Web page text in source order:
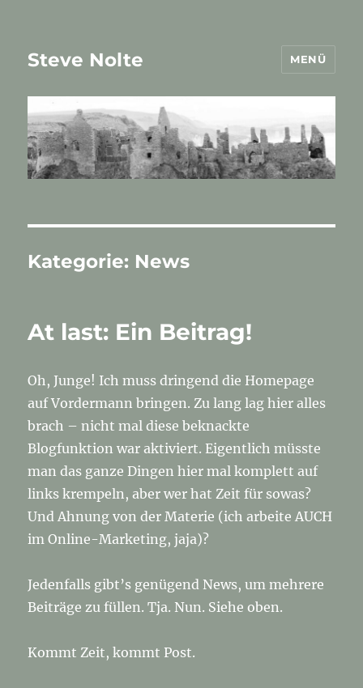
Steve Nolte MENÜ
Kategorie: News
At last: Ein Beitrag!
Oh, Junge! Ich muss dringend die Homepage
auf Vordermann bringen. Zu lang lag hier alles
brach – nicht mal diese beknackte
Blogfunktion war aktiviert. Eigentlich müsste
man das ganze Dingen hier mal komplett auf
links krempeln, aber wer hat Zeit für sowas?
Und Ahnung von der Materie (ich arbeite AUCH
im Online-Marketing, jaja)?
Jedenfalls gibt’s genügend News, um mehrere
Beiträge zu füllen. Tja. Nun. Siehe oben.
Kommt Zeit, kommt Post.